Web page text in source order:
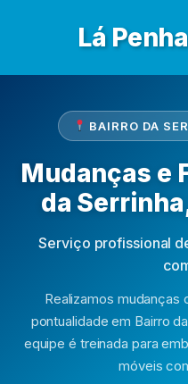
Lá
BAIRRO DA
Mudanças e
da
Serviço profissional
Realizamos
pontualidade em Bairro
equipe é treinada para
móveis